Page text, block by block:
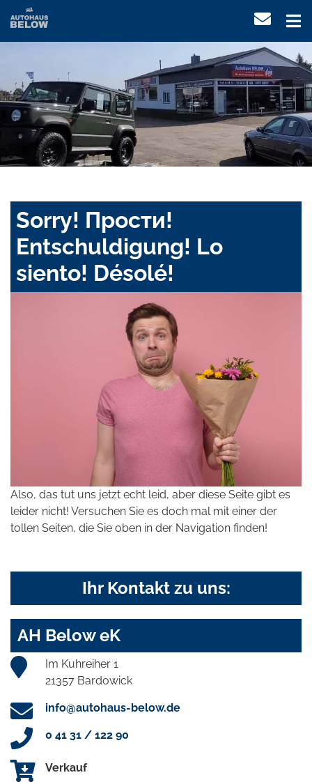
Sorry! Прости!
Entschuldigung! Lo
siento! Désolé!
Also, das tut uns jetzt echt leid, aber diese Seite gibt es
leider nicht! Versuchen Sie es doch mal mit einer der
tollen Seiten, die Sie oben in der Navigation finden!
Ihr Kontakt zu uns:
AH Below eK
Im Kuhreiher 1
21357 Bardowick
info@autohaus-below.de
0 41 31 / 122 90
Verkauf